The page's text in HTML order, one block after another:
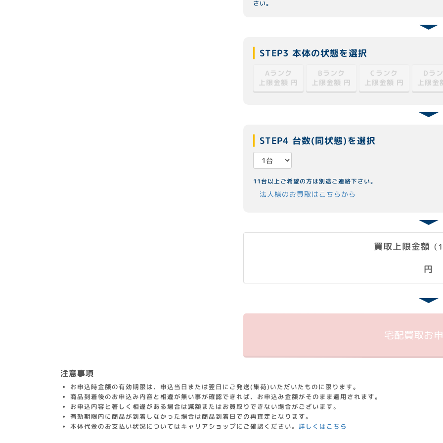
さい。
STEP3 本体の状態を選択
Aランク
上限金額 円
Bランク
上限金額 円
Cランク
上限金額 円
Dラ
上限金
STEP4 台数(同状態)を選択
11台以上ご希望の方は別途ご連絡下さい。
法人様のお買取はこちらから
買取上限金額 （
円
宅配買取お
注意事項
お申込時金額の有効期限は、申込当日または翌日にご発送(集荷)いただいたものに限ります。
商品到着後のお申込み内容と相違が無い事が確認できれば、お申込み金額がそのまま適用されます。
お申込内容と著しく相違がある場合は減額またはお買取りできない場合がございます。
有効期限内に商品が到着しなかった場合は商品到着日での再査定となります。
本体代金のお支払い状況についてはキャリアショップにご確認ください。詳しくはこちら